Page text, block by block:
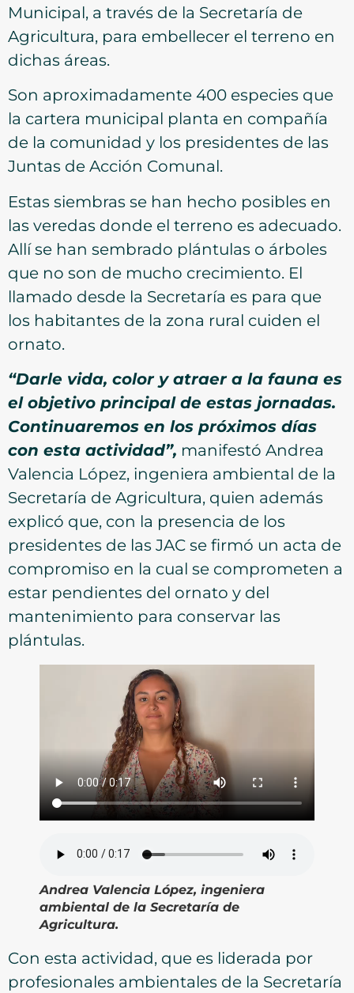
Municipal, a través de la Secretaría de
Agricultura, para embellecer el terreno en
dichas áreas.
Son aproximadamente 400 especies que
la cartera municipal planta en compañía
de la comunidad y los presidentes de las
Juntas de Acción Comunal.
Estas siembras se han hecho posibles en
las veredas donde el terreno es adecuado.
Allí se han sembrado plántulas o árboles
que no son de mucho crecimiento. El
llamado desde la Secretaría es para que
los habitantes de la zona rural cuiden el
ornato.
“Darle vida, color y atraer a la fauna es
el objetivo principal de estas jornadas.
Continuaremos en los próximos días
con esta actividad”, manifestó Andrea
Valencia López, ingeniera ambiental de la
Secretaría de Agricultura, quien además
explicó que, con la presencia de los
presidentes de las JAC se firmó un acta de
compromiso en la cual se comprometen a
estar pendientes del ornato y del
mantenimiento para conservar las
plántulas.
Andrea Valencia López, ingeniera
ambiental de la Secretaría de
Agricultura.
Con esta actividad, que es liderada por
profesionales ambientales de la Secretaría